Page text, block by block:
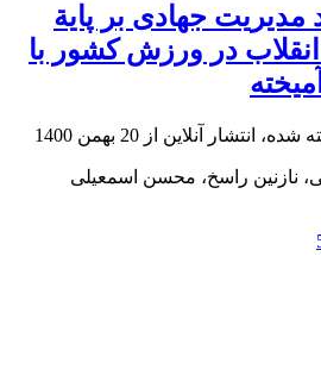
جهادی بر پایة
در ورزش کشور با
شده، انتشار آنلاین از 20 بهمن 1400
نازنین راسخ، محسن اسمعیلی